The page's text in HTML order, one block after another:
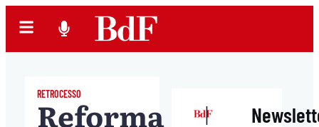
RETROCESSO
Reforma |